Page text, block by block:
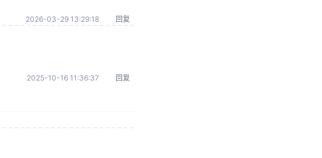
2026-03-29 13:29:18 回复
2025-10-16 11:36:37 回复